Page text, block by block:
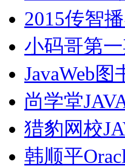
2015传智
小码哥第
JavaWeb
尚学堂
猎豹网校
韩顺平